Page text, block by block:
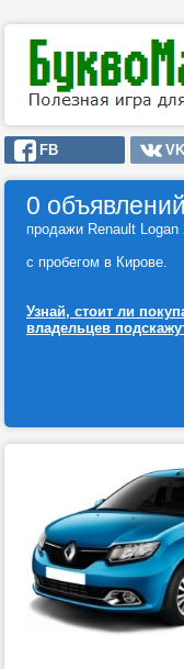
FB VK
0 объявлений
продажи Renault Logan
с пробегом в Кирове.
Узнай, стоит ли
владельцев